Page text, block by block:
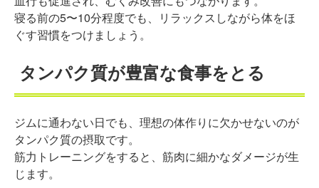
寝る前の5〜10分程度でも、リラックスしながら体をほ
ぐす習慣をつけましょう。
タンパク質が豊富な食事をとる
ジムに通わない日でも、理想の体作りに欠かせないのが
タンパク質の摂取です。
筋力トレーニングをすると、筋肉に細かなダメージが生
じます。